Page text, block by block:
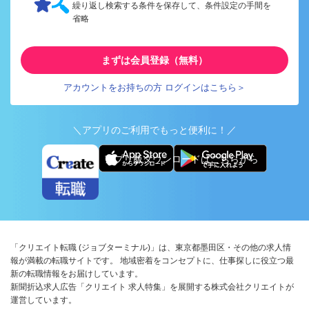
繰り返し検索する条件を保存して、条件設定の手間を
省略
まずは会員登録（無料）
アカウントをお持ちの方 ログインはこちら＞
＼アプリのご利用でもっと便利に！／
アプリ版ダウンロードはこちらから
「クリエイト転職 (ジョブターミナル)」は、東京都墨田区・その他の求人情
報が満載の転職サイトです。 地域密着をコンセプトに、仕事探しに役立つ最
新の転職情報をお届けしています。
新聞折込求人広告「クリエイト 求人特集」を展開する株式会社クリエイトが
運営しています。